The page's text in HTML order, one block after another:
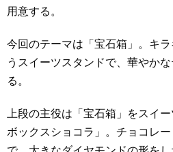
用意する。
今回のテーマは「宝石箱」。キ
うスイーツスタンドで、華やか
る。
上段の主役は「宝石箱」をスイ
ボックスショコラ」。チョコレ